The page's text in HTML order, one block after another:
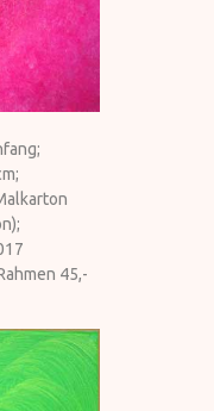
45,-